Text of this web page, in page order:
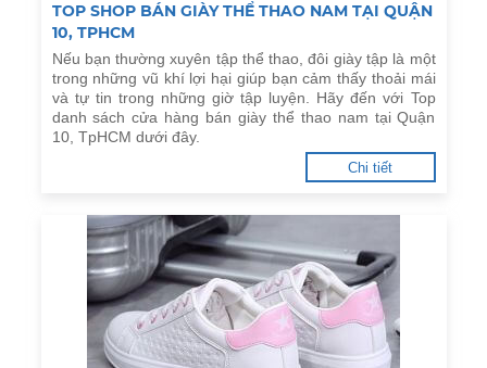
TOP SHOP BÁN GIÀY THỂ THAO NAM TẠI QUẬN
10, TPHCM
Nếu bạn thường xuyên tập thể thao, đôi giày tập là một
trong những vũ khí lợi hại giúp bạn cảm thấy thoải mái
và tự tin trong những giờ tập luyện. Hãy đến với Top
danh sách cửa hàng bán giày thể thao nam tại Quận
10, TpHCM dưới đây.
Chi tiết